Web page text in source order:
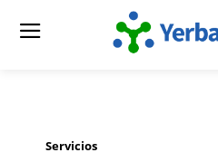
Servicios